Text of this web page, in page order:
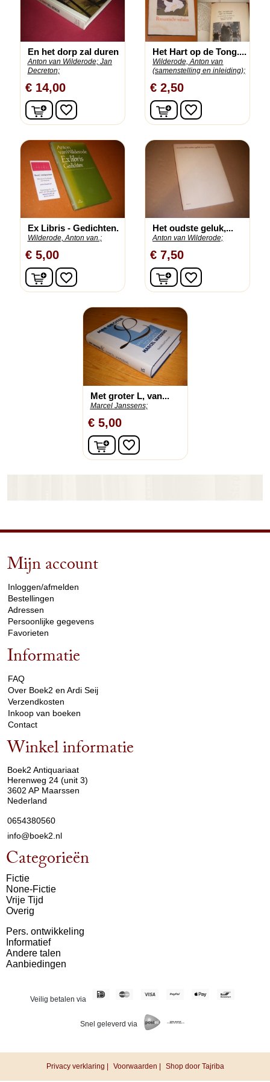
En het dorp zal duren
Anton van Wilderode; Jan
Decreton;
€ 14,00
In winkelwagen
favorite_border
Het Hart op de Tong....
Wilderode, Anton van
(samenstelling en inleiding);
€ 2,50
In winkelwagen
favorite_border
Ex Libris - Gedichten.
Wilderode, Anton van.;
€ 5,00
In winkelwagen
favorite_border
Het oudste geluk,...
Anton van Wilderode;
€ 7,50
In winkelwagen
favorite_border
Met groter L, van...
Marcel Janssens;
€ 5,00
In winkelwagen
favorite_border
Mijn account
Inloggen/afmelden
Bestellingen
Adressen
Persoonlijke gegevens
Favorieten
Informatie
FAQ
Over Boek2 en Ardi Seij
Verzendkosten
Inkoop van boeken
Contact
Winkel informatie
Boek2 Antiquariaat
Herenweg 24 (unit 3)
3602 AP Maarssen
Nederland
0654380560
info@boek2.nl
Categorieën
Fictie
None-Fictie
Vrije Tijd
Overig
Pers. ontwikkeling
Informatief
Andere talen
Aanbiedingen
Veilig betalen via
Snel geleverd via
Privacy verklaring | Voorwaarden | Shop door Tajriba